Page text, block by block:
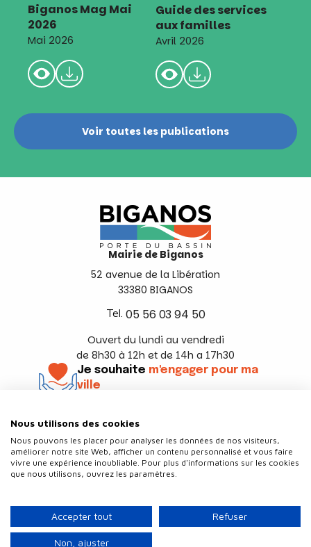
Biganos Mag Mai
2026
Mai 2026
Guide des services
aux familles
Avril 2026
Voir toutes les publications
Mairie de Biganos
52 avenue de la Libération
33380 BIGANOS
Tel. 05 56 03 94 50
Ouvert du lundi au vendredi
de 8h30 à 12h et de 14h a 17h30
Je souhaite m'engager pour ma
ville
Suivez-nous
Politique de confidentialité
Plan du site
Nous utilisons des cookies
Nous pouvons les placer pour analyser les données de nos visiteurs,
améliorer notre site Web, afficher un contenu personnalisé et vous faire
vivre une expérience inoubliable. Pour plus d'informations sur les cookies
que nous utilisons, ouvrez les paramètres.
Accepter tout Refuser
Non, ajuster